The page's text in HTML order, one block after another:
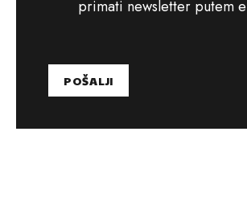
primati newsletter putem